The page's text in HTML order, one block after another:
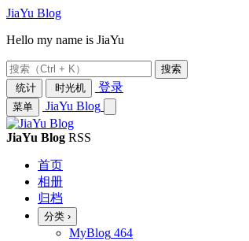
JiaYu Blog
Hello my name is JiaYu
搜索
统计
时光机 登录
菜单 JiaYu Blog
JiaYu Blog RSS
首页
相册
归档
分类 ›
MyBlog 464